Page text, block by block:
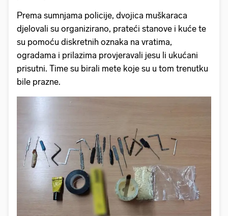
Prema sumnjama policije, dvojica muškaraca
djelovali su organizirano, prateći stanove i kuće te
su pomoću diskretnih oznaka na vratima,
ogradama i prilazima provjeravali jesu li ukućani
prisutni. Time su birali mete koje su u tom trenutku
bile prazne.